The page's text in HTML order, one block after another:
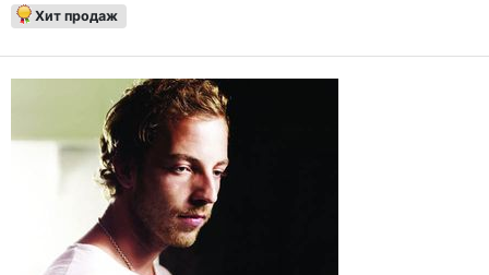
Хит продаж